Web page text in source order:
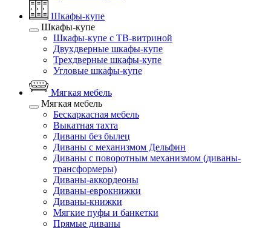
Шкафы-купе
Шкафы-купе
Шкафы-купе с ТВ-витриной
Двухдверные шкафы-купе
Трехдверные шкафы-купе
Угловые шкафы-купе
Мягкая мебель
Мягкая мебель
Бескаркасная мебель
Выкатная тахта
Диваны без былец
Диваны с механизмом Дельфин
Диваны с поворотным механизмом (диваны-
трансформеры)
Диваны-аккордеоны
Диваны-еврокнижки
Диваны-книжки
Мягкие пуфы и банкетки
Прямые диваны